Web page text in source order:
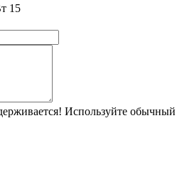
15
Используйте обычный